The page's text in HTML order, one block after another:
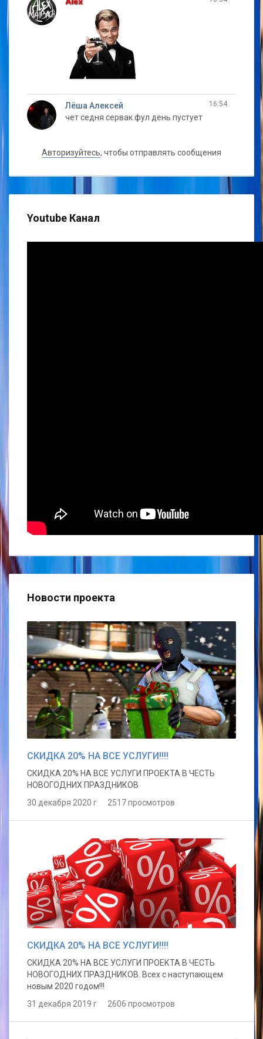
Лёша Алексей 16:54
чет седня сервак фул день пустует
Alex
да нет 4 человека играет
погнали тулитсчя
Авторизуйтесь, чтобы отправлять сообщения
Youtube Канал
Новости проекта
СКИДКА 20% НА ВСЕ УСЛУГИ!!!!
СКИДКА 20% НА ВСЕ УСЛУГИ ПРОЕКТА В ЧЕСТЬ
НОВОГОДНИХ ПРАЗДНИКОВ
30 декабря 2020 г 2517 просмотров
СКИДКА 20% НА ВСЕ УСЛУГИ!!!!
СКИДКА 20% НА ВСЕ УСЛУГИ ПРОЕКТА В ЧЕСТЬ
НОВОГОДНИХ ПРАЗДНИКОВ. Всех с наступающем
новым 2020 годом!!!
31 декабря 2019 г 2606 просмотров